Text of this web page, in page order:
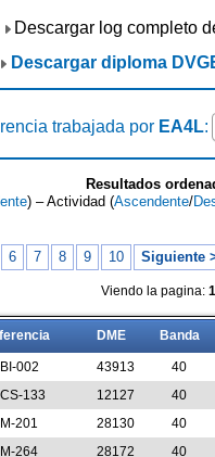
Descargar log completo
Descargar diploma
trabajada por EA4L:
Resultados
) – Actividad (Ascendente/
6 7 8 9 10 Siguiente
Viendo la pagina: 1
DME Banda
002 43913 40
133 12127 40
201 28130 40
264 28172 40